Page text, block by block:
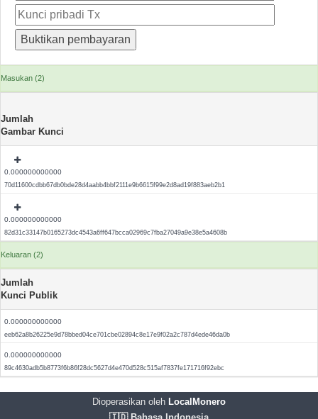
Masukan (2)
Jumlah
Gambar Kunci
0.000000000000
70d11600cdbb67db0bde28d4aabb4bbf2111e9b6615f99e2d8ad19f883aeb2b1
0.000000000000
82d31c33147b0165273dc4543a6ff647bcca02969c7fba27049a9e38e5a4608b
Keluaran (2)
Jumlah
Kunci Publik
0.000000000000
eeb62a8b26225e9d78bbed04ce701cbe02894c8e17e9f02a2c787d4ede46da0b
0.000000000000
89c4630adb5b8773f6b86f28dc5627d4e470d528c515af7837fe171716f92ebc
Dioperasikan oleh LocalMonero